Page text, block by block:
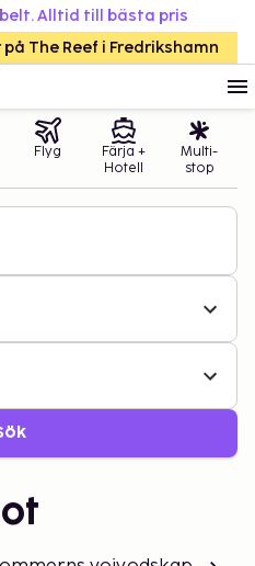
Alltid till bästa pris
The Reef i Fredrikshamn
Flyg
Färja +
Hotell
Multi-
stop